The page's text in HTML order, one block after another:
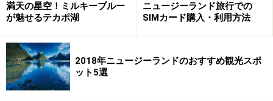
満天の星空！ミルキーブルー
が魅せるテカポ湖
ニュージーランド旅行での
SIMカード購入・利用方法
2018年ニュージーランドのおすすめ観光スポ
ット5選